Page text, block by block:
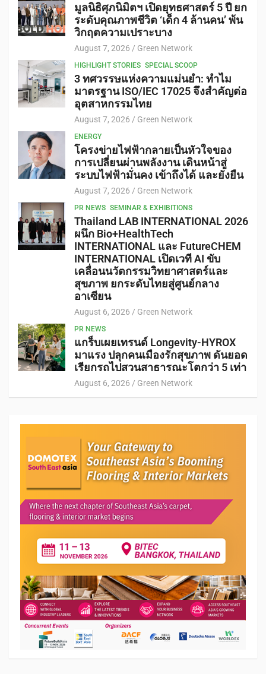
มูลนิธิศุภนิมิตฯ เปิดยุทธศาสตร์ 5 ปี ยก
ระดับคุณภาพชีวิต ‘เด็ก 4 ล้านคน’ พ้น
วิกฤตความเปราะบาง
August 7, 2026 Green Network
HIGHLIGHT STORIES SPECIAL SCOOP
3 ทศวรรษแห่งความแม่นยำ: ทำไม
มาตรฐาน ISO/IEC 17025 จึงสำคัญต่อ
อุตสาหกรรมไทย
August 7, 2026 Green Network
ENERGY
โครงข่ายไฟฟ้ากลายเป็นหัวใจของ
การเปลี่ยนผ่านพลังงาน เดินหน้าสู่
ระบบไฟฟ้ามั่นคง เข้าถึงได้ และยั่งยืน
August 7, 2026 Green Network
PR NEWS SEMINAR & EXHIBITIONS
Thailand LAB INTERNATIONAL 2026
ผนึก Bio+HealthTech
INTERNATIONAL และ FutureCHEM
INTERNATIONAL เปิดเวที AI ขับ
เคลื่อนนวัตกรรมวิทยาศาสตร์และ
สุขภาพ ยกระดับไทยสู่ศูนย์กลาง
อาเซียน
August 6, 2026 Green Network
PR NEWS
แกร็บเผยเทรนด์ Longevity-HYROX
มาแรง ปลุกคนเมืองรักสุขภาพ ดันยอด
เรียกรถไปสวนสาธารณะโตกว่า 5 เท่า
August 6, 2026 Green Network